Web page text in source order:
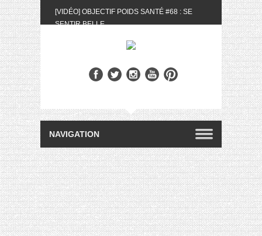
[VIDÉO] OBJECTIF POIDS SANTÉ #68 : SE
SENTIR BELLE
BIOTYFULL BOX DU MOIS DE MAI 2024 FEAT.
[VIDÉO] QUITOQUE #10 : MEAL PREP &
CONVIVIALITÉ
[VIDÉO] UNBOXING : LES MY LITTLE &
BIOTYFULL BOX DU MOIS D’AVRIL 2024
FEAT. AKILA
[VIDÉO] OBJECTIF POIDS SANTÉ #67 : L’AVIS
DES AUTRES, CE N’EST QUE LA VIE DES
AUTRES
[VIDÉO] UNBOXING : LES MY LITTLE &
BIOTYFULL BOX DES MOIS DE FÉVRIER ET
MARS 2024 FEAT. AKILA